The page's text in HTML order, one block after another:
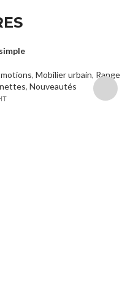
, Mobilier urbain, Range
, Nouveautés